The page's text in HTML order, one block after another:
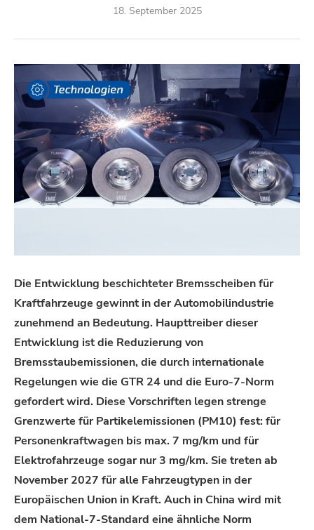
18. September 2025
Die Entwicklung beschichteter Bremsscheiben für
Kraftfahrzeuge gewinnt in der Automobilindustrie
zunehmend an Bedeutung. Haupttreiber dieser
Entwicklung ist die Reduzierung von
Bremsstaubemissionen, die durch internationale
Regelungen wie die GTR 24 und die Euro-7-Norm
gefordert wird. Diese Vorschriften legen strenge
Grenzwerte für Partikelemissionen (PM10) fest: für
Personenkraftwagen bis max. 7 mg/km und für
Elektrofahrzeuge sogar nur 3 mg/km. Sie treten ab
November 2027 für alle Fahrzeugtypen in der
Europäischen Union in Kraft. Auch in China wird mit
dem National-7-Standard eine ähnliche Norm